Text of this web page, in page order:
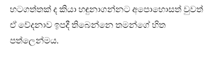
හටගත්තක් ද කියා හඳුනාගන්නට අපොහොසත් වුවත්
ඒ වේදනාව ඉපදී තිබෙන්නෙ තමන්ගේ හිත
පත්ලෙන්මය.